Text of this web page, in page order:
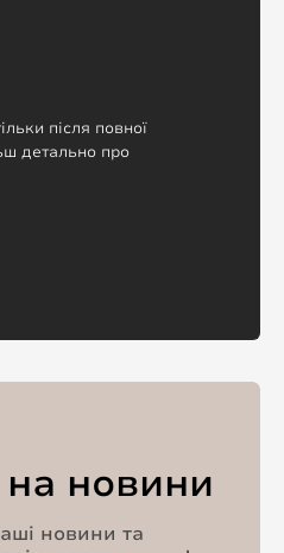
після повної
детально про
новини
новини та